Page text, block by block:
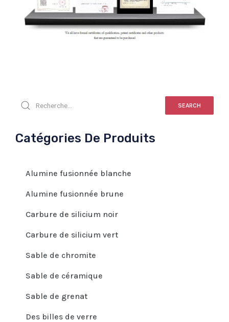
SEARCH
Catégories De Produits
Alumine fusionnée blanche
Alumine fusionnée brune
Carbure de silicium noir
Carbure de silicium vert
Sable de chromite
Sable de céramique
Sable de grenat
Des billes de verre